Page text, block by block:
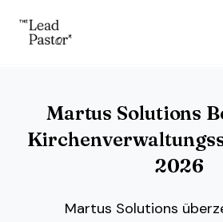
Martus Solutions
2026
Martus Solutions